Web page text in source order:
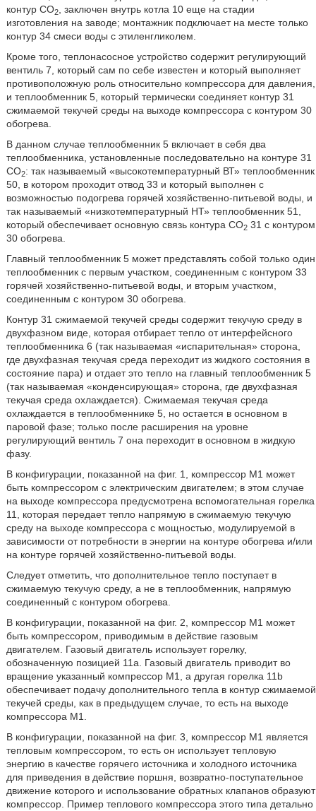
контур СО2, заключен внутрь котла 10 еще на стадии
изготовления на заводе; монтажник подключает на месте только
контур 34 смеси воды с этиленгликолем.
Кроме того, теплонасосное устройство содержит регулирующий
вентиль 7, который сам по себе известен и который выполняет
противоположную роль относительно компрессора для давления,
и теплообменник 5, который термически соединяет контур 31
сжимаемой текучей среды на выходе компрессора с контуром 30
обогрева.
В данном случае теплообменник 5 включает в себя два
теплообменника, установленные последовательно на контуре 31
СО2: так называемый «высокотемпературный ВТ» теплообменник
50, в котором проходит отвод 33 и который выполнен с
возможностью подогрева горячей хозяйственно-питьевой воды, и
так называемый «низкотемпературный НТ» теплообменник 51,
который обеспечивает основную связь контура СО231 с контуром
30 обогрева.
Главный теплообменник 5 может представлять собой только один
теплообменник с первым участком, соединенным с контуром 33
горячей хозяйственно-питьевой воды, и вторым участком,
соединенным с контуром 30 обогрева.
Контур 31 сжимаемой текучей среды содержит текучую среду в
двухфазном виде, которая отбирает тепло от интерфейсного
теплообменника 6 (так называемая «испарительная» сторона,
где двухфазная текучая среда переходит из жидкого состояния в
состояние пара) и отдает это тепло на главный теплообменник 5
(так называемая «конденсирующая» сторона, где двухфазная
текучая среда охлаждается). Сжимаемая текучая среда
охлаждается в теплообменнике 5, но остается в основном в
паровой фазе; только после расширения на уровне
регулирующий вентиль 7 она переходит в основном в жидкую
фазу.
В конфигурации, показанной на фиг. 1, компрессор М1 может
быть компрессором с электрическим двигателем; в этом случае
на выходе компрессора предусмотрена вспомогательная горелка
11, которая передает тепло напрямую в сжимаемую текучую
среду на выходе компрессора с мощностью, модулируемой в
зависимости от потребности в энергии на контуре обогрева и/или
на контуре горячей хозяйственно-питьевой воды.
Следует отметить, что дополнительное тепло поступает в
сжимаемую текучую среду, а не в теплообменник, напрямую
соединенный с контуром обогрева.
В конфигурации, показанной на фиг. 2, компрессор М1 может
быть компрессором, приводимым в действие газовым
двигателем. Газовый двигатель использует горелку,
обозначенную позицией 11а. Газовый двигатель приводит во
вращение указанный компрессор М1, а другая горелка 11b
обеспечивает подачу дополнительного тепла в контур сжимаемой
текучей среды, как в предыдущем случае, то есть на выходе
компрессора М1.
В конфигурации, показанной на фиг. 3, компрессор М1 является
тепловым компрессором, то есть он использует тепловую
энергию в качестве горячего источника и холодного источника
для приведения в действие поршня, возвратно-поступательное
движение которого и использование обратных клапанов образуют
компрессор. Пример теплового компрессора этого типа детально